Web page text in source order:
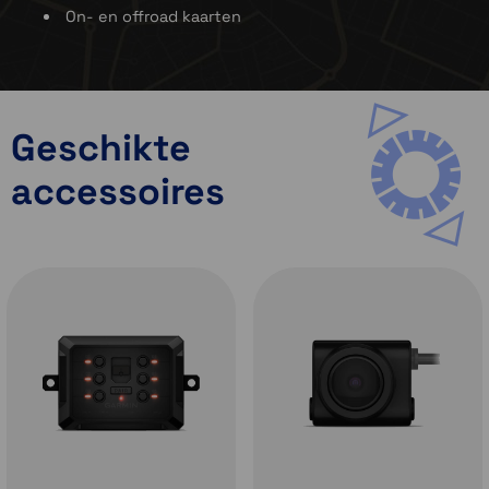
gebruik van te maken.
On- en offroad kaarten
Geschikte
accessoires